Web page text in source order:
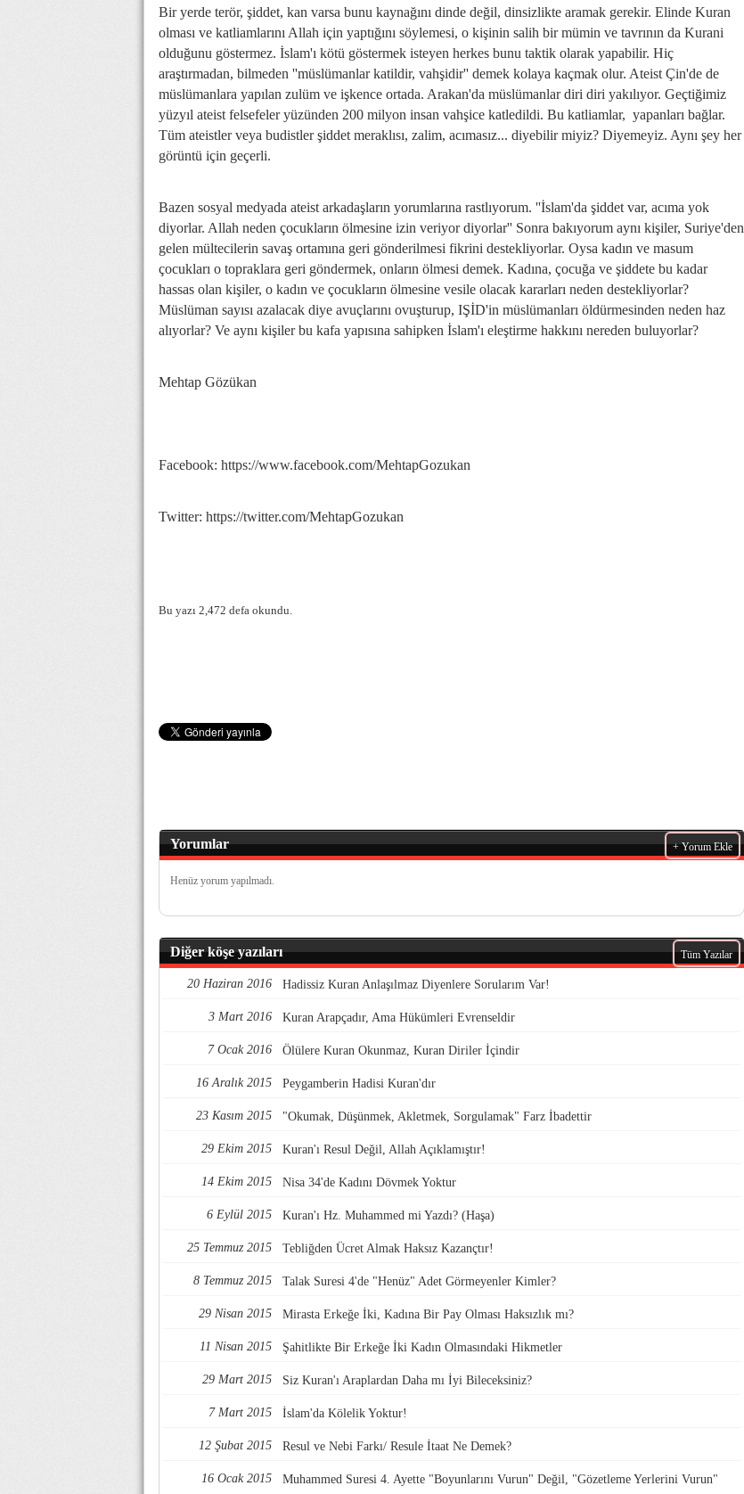
Bir yerde terör, şiddet, kan varsa bunu kaynağını dinde değil, dinsizlikte aramak gerekir. Elinde Kuran
olması ve katliamlarını Allah için yaptığını söylemesi, o kişinin salih bir mümin ve tavrının da Kurani
olduğunu göstermez. İslam'ı kötü göstermek isteyen herkes bunu taktik olarak yapabilir. Hiç
araştırmadan, bilmeden ''müslümanlar katildir, vahşidir'' demek kolaya kaçmak olur. Ateist Çin'de de
müslümanlara yapılan zulüm ve işkence ortada. Arakan'da müslümanlar diri diri yakılıyor. Geçtiğimiz
yüzyıl ateist felsefeler yüzünden 200 milyon insan vahşice katledildi. Bu katliamlar, yapanları bağlar.
Tüm ateistler veya budistler şiddet meraklısı, zalim, acımasız... diyebilir miyiz? Diyemeyiz. Aynı şey her
görüntü için geçerli.
Bazen sosyal medyada ateist arkadaşların yorumlarına rastlıyorum. ''İslam'da şiddet var, acıma yok
diyorlar. Allah neden çocukların ölmesine izin veriyor diyorlar'' Sonra bakıyorum aynı kişiler, Suriye'den
gelen mültecilerin savaş ortamına geri gönderilmesi fikrini destekliyorlar. Oysa kadın ve masum
çocukları o topraklara geri göndermek, onların ölmesi demek. Kadına, çocuğa ve şiddete bu kadar
hassas olan kişiler, o kadın ve çocukların ölmesine vesile olacak kararları neden destekliyorlar?
Müslüman sayısı azalacak diye avuçlarını ovuşturup, IŞİD'in müslümanları öldürmesinden neden haz
alıyorlar? Ve aynı kişiler bu kafa yapısına sahipken İslam'ı eleştirme hakkını nereden buluyorlar?
Mehtap Gözükan
Facebook: https://www.facebook.com/MehtapGozukan
Twitter: https://twitter.com/MehtapGozukan
Bu yazı 2,472 defa okundu.
Yorumlar + Yorum Ekle
Henüz yorum yapılmadı.
Diğer köşe yazıları Tüm Yazılar
20 Haziran 2016 Hadissiz Kuran Anlaşılmaz Diyenlere Sorularım Var!
3 Mart 2016 Kuran Arapçadır, Ama Hükümleri Evrenseldir
7 Ocak 2016 Ölülere Kuran Okunmaz, Kuran Diriler İçindir
16 Aralık 2015 Peygamberin Hadisi Kuran'dır
23 Kasım 2015 "Okumak, Düşünmek, Akletmek, Sorgulamak" Farz İbadettir
29 Ekim 2015 Kuran'ı Resul Değil, Allah Açıklamıştır!
14 Ekim 2015 Nisa 34'de Kadını Dövmek Yoktur
6 Eylül 2015 Kuran'ı Hz. Muhammed mi Yazdı? (Haşa)
25 Temmuz 2015 Tebliğden Ücret Almak Haksız Kazançtır!
8 Temmuz 2015 Talak Suresi 4'de "Henüz" Adet Görmeyenler Kimler?
29 Nisan 2015 Mirasta Erkeğe İki, Kadına Bir Pay Olması Haksızlık mı?
11 Nisan 2015 Şahitlikte Bir Erkeğe İki Kadın Olmasındaki Hikmetler
29 Mart 2015 Siz Kuran'ı Araplardan Daha mı İyi Bileceksiniz?
7 Mart 2015 İslam'da Kölelik Yoktur!
12 Şubat 2015 Resul ve Nebi Farkı/ Resule İtaat Ne Demek?
16 Ocak 2015 Muhammed Suresi 4. Ayette "Boyunlarını Vurun" Değil, "Gözetleme Yerlerini Vurun"